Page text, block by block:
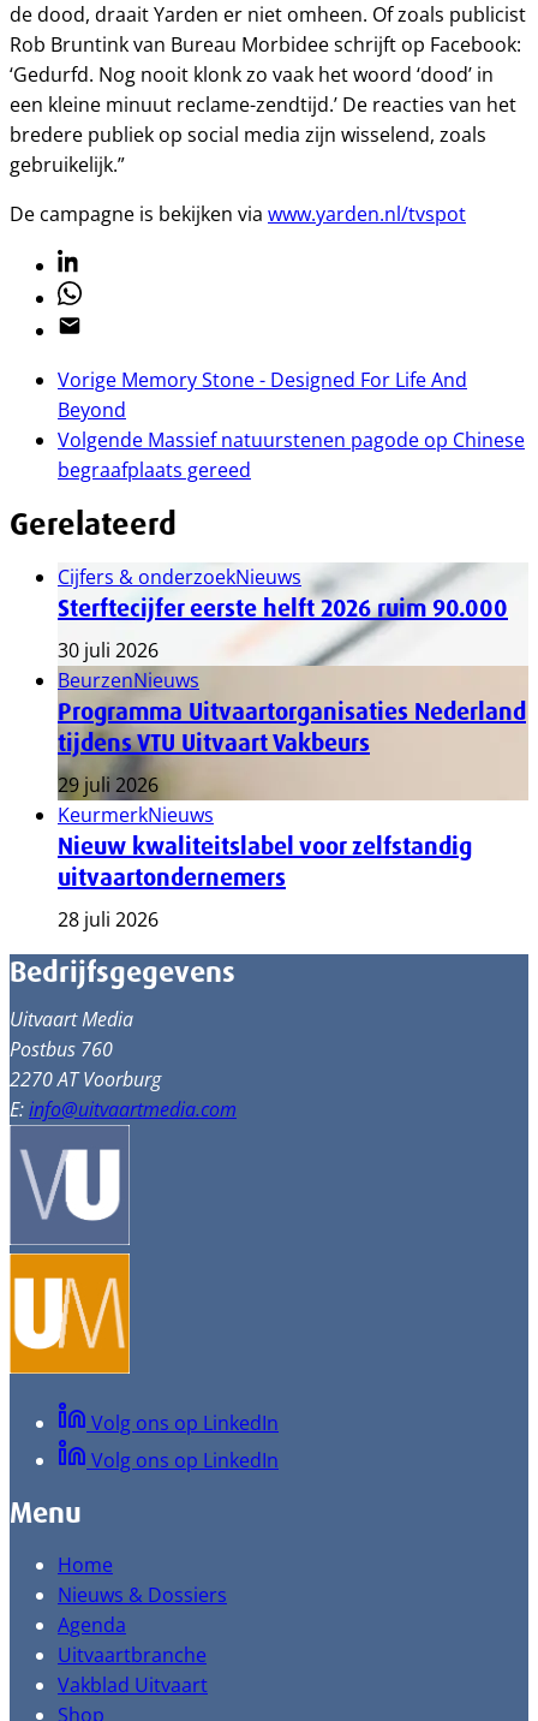
de dood, draait Yarden er niet omheen. Of zoals publicist
Rob Bruntink van Bureau Morbidee schrijft op Facebook:
‘Gedurfd. Nog nooit klonk zo vaak het woord ‘dood’ in
een kleine minuut reclame-zendtijd.’ De reacties van het
bredere publiek op social media zijn wisselend, zoals
gebruikelijk.”
De campagne is bekijken via www.yarden.nl/tvspot
Linkedin
Whatsapp
Email
Vorige Memory Stone - Designed For Life And
Beyond
Volgende Massief natuurstenen pagode op Chinese
begraafplaats gereed
Gerelateerd
Cijfers & onderzoekNieuws
Sterftecijfer eerste helft 2026 ruim 90.000
30 juli 2026
BeurzenNieuws
Programma Uitvaartorganisaties Nederland
tijdens VTU Uitvaart Vakbeurs
29 juli 2026
KeurmerkNieuws
Nieuw kwaliteitslabel voor zelfstandig
uitvaartondernemers
28 juli 2026
Bedrijfsgegevens
Uitvaart Media
Postbus 760
2270 AT Voorburg
E:info@uitvaartmedia.com
Volg ons op LinkedIn
Volg ons op LinkedIn
Menu
Home
Nieuws & Dossiers
Agenda
Uitvaartbranche
Vakblad Uitvaart
Shop